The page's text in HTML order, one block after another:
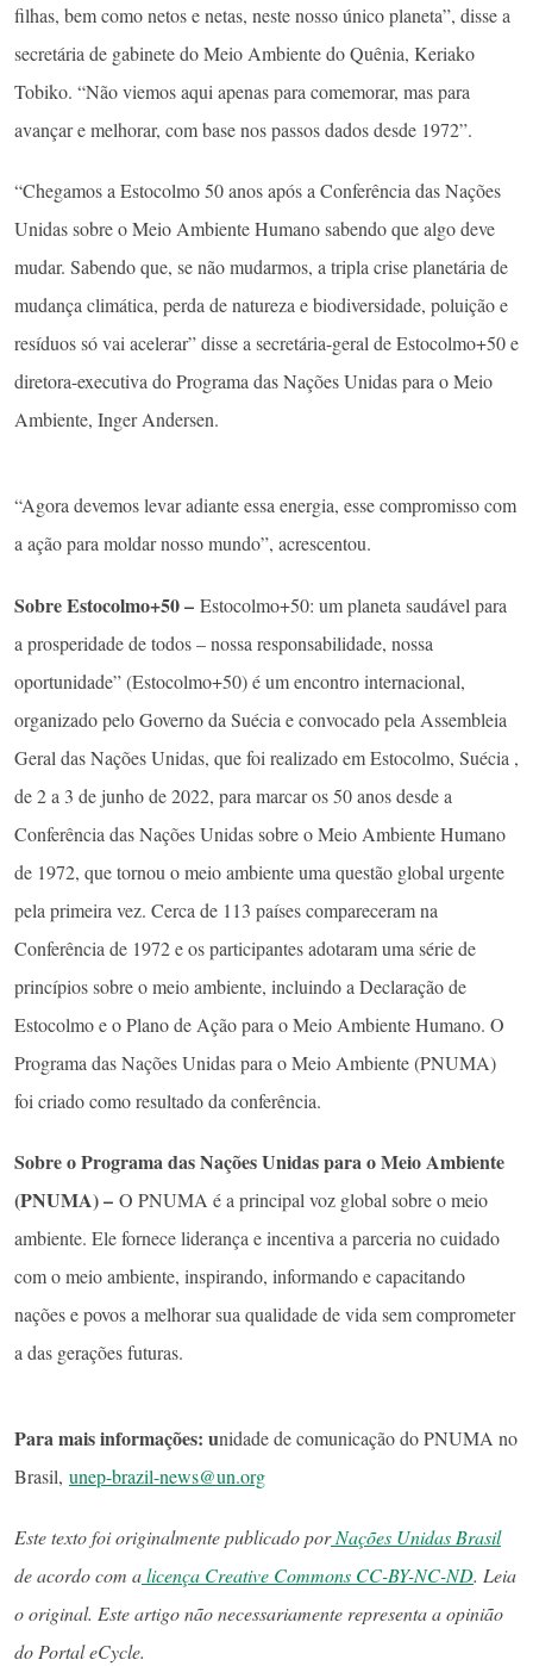
filhas, bem como netos e netas, neste nosso único planeta”, disse a
secretária de gabinete do Meio Ambiente do Quênia, Keriako
Tobiko. “Não viemos aqui apenas para comemorar, mas para
avançar e melhorar, com base nos passos dados desde 1972”.
“Chegamos a Estocolmo 50 anos após a Conferência das Nações
Unidas sobre o Meio Ambiente Humano sabendo que algo deve
mudar. Sabendo que, se não mudarmos, a tripla crise planetária de
mudança climática, perda de natureza e biodiversidade, poluição e
resíduos só vai acelerar” disse a secretária-geral de Estocolmo+50 e
diretora-executiva do Programa das Nações Unidas para o Meio
Ambiente, Inger Andersen.
“Agora devemos levar adiante essa energia, esse compromisso com
a ação para moldar nosso mundo”, acrescentou.
Sobre Estocolmo+50 – Estocolmo+50: um planeta saudável para
a prosperidade de todos – nossa responsabilidade, nossa
oportunidade” (Estocolmo+50) é um encontro internacional,
organizado pelo Governo da Suécia e convocado pela Assembleia
Geral das Nações Unidas, que foi realizado em Estocolmo, Suécia ,
de 2 a 3 de junho de 2022, para marcar os 50 anos desde a
Conferência das Nações Unidas sobre o Meio Ambiente Humano
de 1972, que tornou o meio ambiente uma questão global urgente
pela primeira vez. Cerca de 113 países compareceram na
Conferência de 1972 e os participantes adotaram uma série de
princípios sobre o meio ambiente, incluindo a Declaração de
Estocolmo e o Plano de Ação para o Meio Ambiente Humano. O
Programa das Nações Unidas para o Meio Ambiente (PNUMA)
foi criado como resultado da conferência.
Sobre o Programa das Nações Unidas para o Meio Ambiente
(PNUMA) – O PNUMA é a principal voz global sobre o meio
ambiente. Ele fornece liderança e incentiva a parceria no cuidado
com o meio ambiente, inspirando, informando e capacitando
nações e povos a melhorar sua qualidade de vida sem comprometer
a das gerações futuras.
Para mais informações: unidade de comunicação do PNUMA no
Brasil, unep-brazil-news@un.org
Este texto foi originalmente publicado porNações Unidas Brasil
de acordo com alicença Creative Commons CC-BY-NC-ND. Leia
o original. Este artigo não necessariamente representa a opinião
do Portal eCycle.